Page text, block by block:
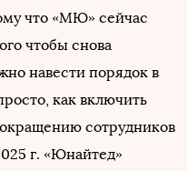
что «МЮ» сейчас
чтобы снова
навести порядок в
как включить
сотрудников
г. «Юнайтед»